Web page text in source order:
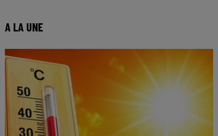
A LA UNE